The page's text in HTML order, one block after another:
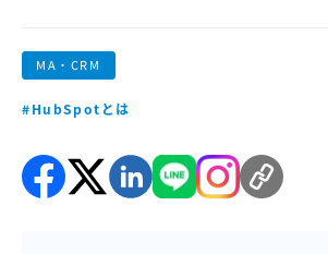
MA・CRM
#HubSpotとは